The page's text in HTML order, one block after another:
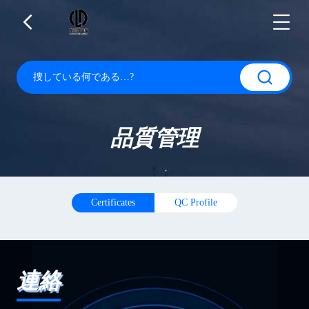
品質管理
Certificates QC Profile
連絡